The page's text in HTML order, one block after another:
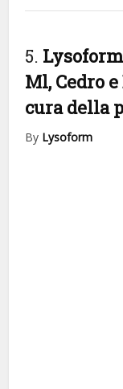
5.
Ml, Cedro
cura della
By Lysoform